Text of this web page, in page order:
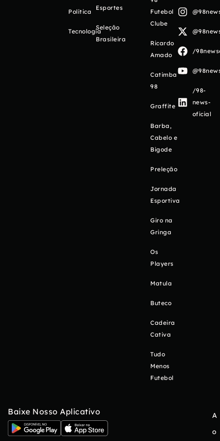
Política
Tecnologia
Esportes
Seleção
Brasileira
Futebol
Clube
Ricardo
Amado
Catimba
98
Graffite
Barba,
Cabelo e
Bigode
Preleção
Jornada
Esportiva
Giro na
Gringa
Os
Players
Matula
Buteco
Cadeira
Cativa
Tudo
Menos
Futebol
/
/98-
news-
oficial
Baixe Nosso Aplicativo
A
o